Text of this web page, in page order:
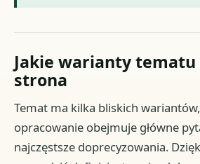
Jakie warianty
strona
Temat ma kilka bliskich
opracowanie obejmuje główne
najczęstsze doprecyzowania.